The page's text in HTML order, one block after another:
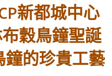
新都城中心
穀鳥鐘聖誕
的珍貴工藝